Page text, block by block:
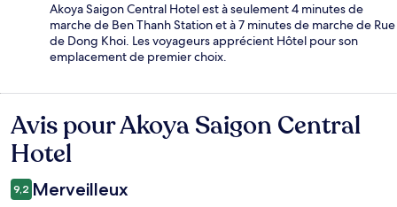
Akoya Saigon Central Hotel est à seulement 4 minutes de
marche de Ben Thanh Station et à 7 minutes de marche de Rue
de Dong Khoi. Les voyageurs apprécient Hôtel pour son
emplacement de premier choix.
Avis
Avis pour Akoya Saigon Central
Hotel
9,2 Merveilleux